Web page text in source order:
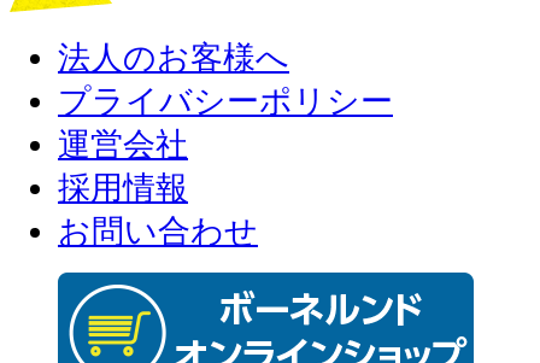
法人のお客様へ
プライバシーポリシー
運営会社
採用情報
お問い合わせ